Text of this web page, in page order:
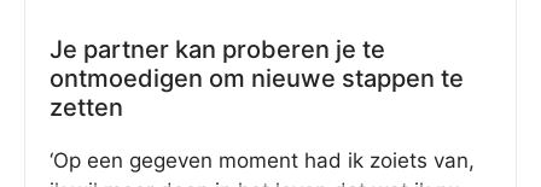
Je partner kan proberen je te
ontmoedigen om nieuwe stappen te
zetten
‘Op een gegeven moment had ik zoiets van,